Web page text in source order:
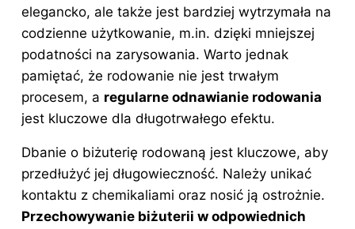
elegancko, ale także jest bardziej wytrzymała na
codzienne użytkowanie, m.in. dzięki mniejszej
podatności na zarysowania. Warto jednak
pamiętać, że rodowanie nie jest trwałym
procesem, a regularne odnawianie rodowania
jest kluczowe dla długotrwałego efektu.
Dbanie o biżuterię rodowaną jest kluczowe, aby
przedłużyć jej długowieczność. Należy unikać
kontaktu z chemikaliami oraz nosić ją ostrożnie.
Przechowywanie biżuterii w odpowiednich